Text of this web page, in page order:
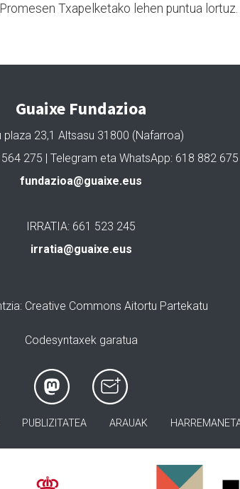
Txapelketako lehen puntua lortuz.
Guaixe Fundazioa
plaza 23,1 Altsasu 31800 (Nafarroa)
275 | Telegram eta WhatsApp: 618 882 675
fundazioa@guaixe.eus
IRRATIA: 661 523 245
irratia@guaixe.eus
: Creative Commons Aitortu Partekatu
Codesyntaxek garatua
PUBLIZITATEA ARAUAK